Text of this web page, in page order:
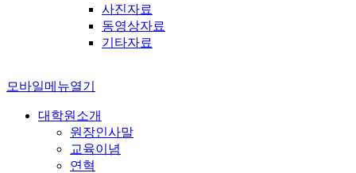
사진자료
동영상자료
기타자료
모바일메뉴열기
대학원소개
원장인사말
교육이념
연혁